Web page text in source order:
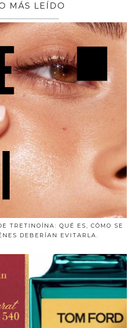
MÁS LEÍDO
TRETINOÍNA: QUÉ ES, CÓMO SE
DEBERÍAN EVITARLA.